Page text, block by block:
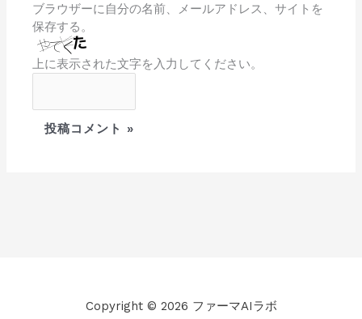
ブラウザーに自分の名前、メールアドレス、サイトを
保存する。
上に表示された文字を入力してください。
Copyright © 2026 ファーマAIラボ